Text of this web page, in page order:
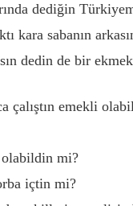
dediğin
kara sabanın
dedin de bir
çalıştın emekli
olabildin mi?
içtin mi?